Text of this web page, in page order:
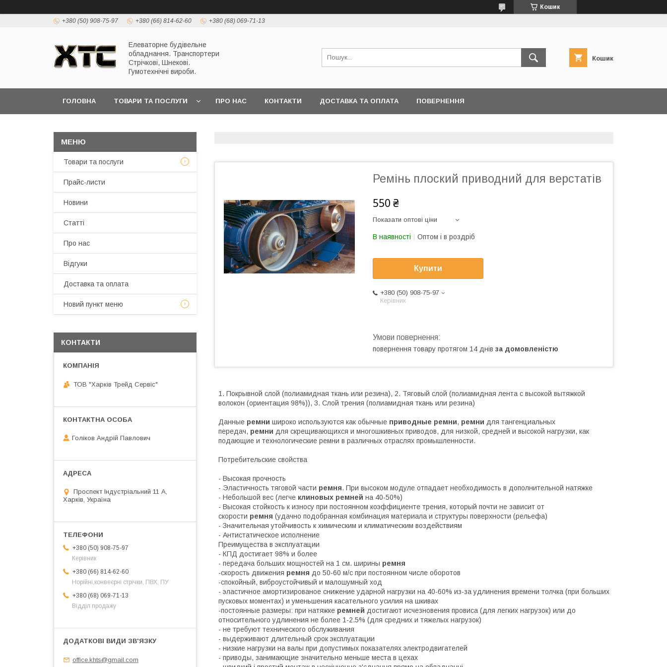
Кошик
+380 (50) 908-75-97 +380 (66) 814-62-60 +380 (68) 069-71-13
Елеваторне будівельне
обладнання. Транспортери
Стрічкові, Шнекові.
Гумотехнічні вироби.
Кошик
ГОЛОВНА ТОВАРИ ТА ПОСЛУГИ ПРО НАС КОНТАКТИ ДОСТАВКА ТА ОПЛАТА ПОВЕРНЕННЯ
Ремінь плоский приводний для верстатів
550 ₴
Показати оптові ціни
В наявності Оптом і в роздріб
Купити
+380 (50) 908-75-97
Керівник
повернення товару протягом 14 днів за домовленістю
1. Покрывной слой (полиамидная ткань или резина), 2. Тяговый слой (полиамидная лента с высокой вытяжкой
волокон (ориентация 98%)), 3. Слой трения (полиамидная ткань или резина)
Данные ремни широко используются как обычные приводные ремни, ремни для тангенциальных
передач, ремни для скрещивающихся и многошкивных приводов, для низкой, средней и высокой нагрузки, как
подающие и технологические ремни в различных отраслях промышленности.
Потребительские свойства
- Высокая прочность
- Эластичность тяговой части ремня. При высоком модуле отпадает необходимость в дополнительной натяжке
- Небольшой вес (легче клиновых ремней на 40-50%)
- Высокая стойкость к износу при постоянном коэффициенте трения, который почти не зависит от
скорости ремня (удачно подобранная комбинация материала и структуры поверхности (рельефа)
- Значительная утойчивость к химическим и климатическим воздействиям
- Антистатическое исполнение
Преимущества в эксплуатации
- КПД достигает 98% и более
- передача больших мощностей на 1 см. ширины ремня
-скорость движения ремня до 50-60 м/с при постоянном числе оборотов
-спокойный, виброустойчивый и малошумный ход
- эластичное амортизированое снижение ударной нагрузки на 40-60% из-за удлинения времени толчка (при больших
пусковых моментах) и уменьшения касательного усилия на шкивах
-постоянные размеры: при натяжке ремней достигают исчезновения провиса (для легких нагрузок) или до
относительного удлинения не более 1-2.5% (для средних и тяжелых нагрузок)
- не требуют технического обслуживания
- выдерживают длительный срок эксплуатации
- низкие нагрузки на валы при допустимых показателях электродвигателей
- приводы, занимающие значительно меньше места в цехах
Товари та послуги
Прайс-листи
Новини
Статті
Про нас
Відгуки
Доставка та оплата
Новий пункт меню
КОНТАКТИ
ТОВ "Харків Трейд Сервіс"
Голіков Андрій Павлович
Проспект Індустріальний 11 А,
Харків, Україна
+380 (50) 908-75-97
Керівник
+380 (66) 814-62-60
Норійні,конвеєрні стрічки, ПВХ, ПУ
+380 (68) 069-71-13
Відділ продажу
office.khts@gmail.com